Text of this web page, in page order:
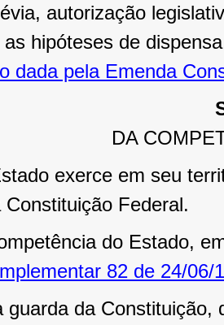
autorização
hipóteses de
dada pela Emenda
DA
exerce em seu
Federal.
do Estado,
82 de 24/06/
guarda da